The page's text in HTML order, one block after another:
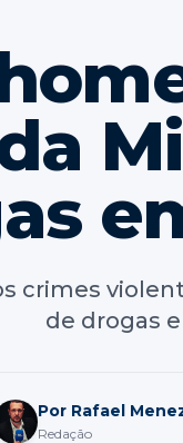
crimes
de drogas
Por Rafael
Redação